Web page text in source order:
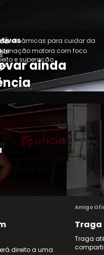
dinâmicas para cuidar da
motora com foco
e superação
ainda
direito a uma
Amigo
Traga
Traga